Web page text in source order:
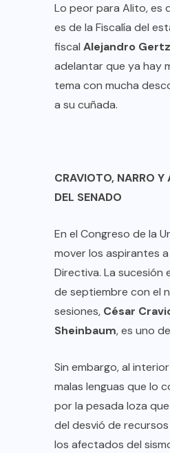
Lo peor para Alito, es
es de la Fiscalía del
fiscal Alejandro Gertz
adelantar que ya hay
tema con mucha
a su cuñada.
CRAVIOTO, NARRO Y
DEL SENADO
En el Congreso de la
mover los aspirantes
Directiva. La sucesión
de septiembre con el
sesiones, César
Sheinbaum, es uno
Sin embargo, al
malas lenguas que lo
por la pesada loza
del desvió de
los afectados del